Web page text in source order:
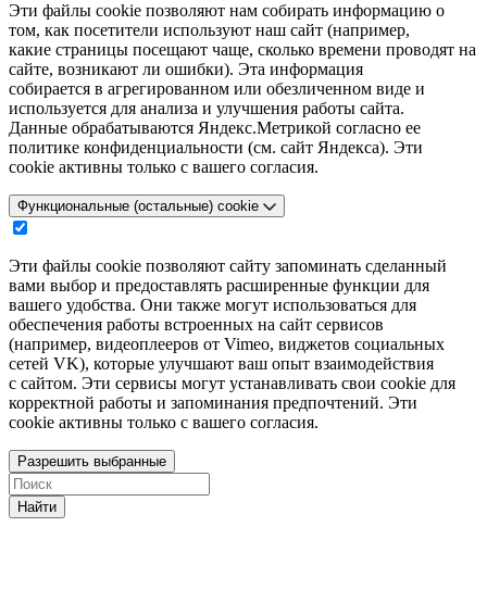
Эти файлы cookie позволяют нам собирать информацию о
том, как посетители используют наш сайт (например,
какие страницы посещают чаще, сколько времени проводят на
сайте, возникают ли ошибки). Эта информация
собирается в агрегированном или обезличенном виде и
используется для анализа и улучшения работы сайта.
Данные обрабатываются Яндекс.Метрикой согласно ее
политике конфиденциальности (см. сайт Яндекса). Эти
cookie активны только с вашего согласия.
Функциональные (остальные) cookie
Эти файлы cookie позволяют сайту запоминать сделанный
вами выбор и предоставлять расширенные функции для
вашего удобства. Они также могут использоваться для
обеспечения работы встроенных на сайт сервисов
(например, видеоплееров от Vimeo, виджетов социальных
сетей VK), которые улучшают ваш опыт взаимодействия
с сайтом. Эти сервисы могут устанавливать свои cookie для
корректной работы и запоминания предпочтений. Эти
cookie активны только с вашего согласия.
Разрешить выбранные
Найти